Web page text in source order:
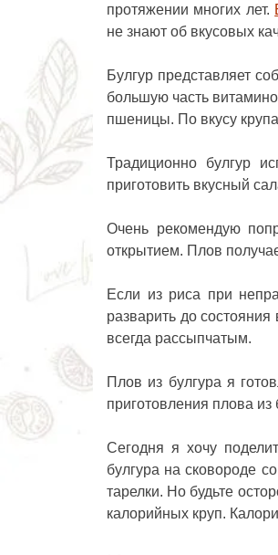
протяжении многих лет.
не знают об вкусовых
Булгур представляет
большую часть
пшеницы. По вкусу
Традиционно булгур
приготовить вкусный
Очень рекомендую
открытием. Плов
Если из риса при
разварить до
всегда рассыпчатым.
Плов из булгура я
приготовления плова из
Сегодня я хочу
булгура на сковороде
тарелки. Но будьте
калорийных круп.